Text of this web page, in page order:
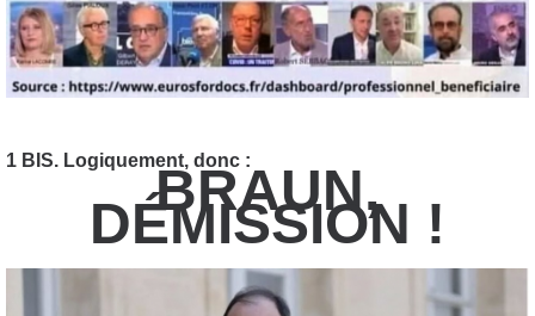
1 BIS. Logiquement, donc :BRAUN,
DÉMISSION !